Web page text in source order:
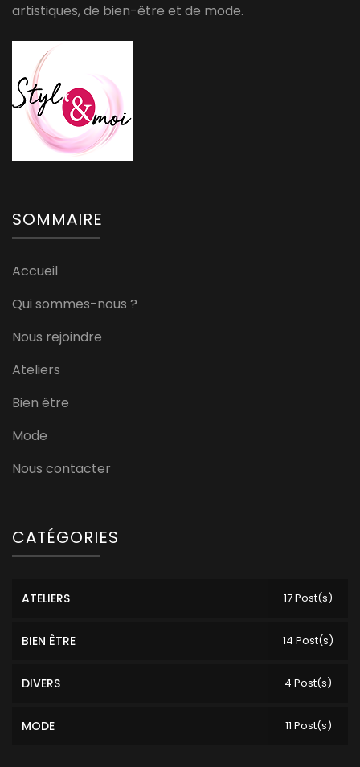
artistiques, de bien-être et de mode.
SOMMAIRE
Accueil
Qui sommes-nous ?
Nous rejoindre
Ateliers
Bien être
Mode
Nous contacter
CATÉGORIES
ATELIERS 17 Post(s)
BIEN ÊTRE 14 Post(s)
DIVERS 4 Post(s)
MODE 11 Post(s)